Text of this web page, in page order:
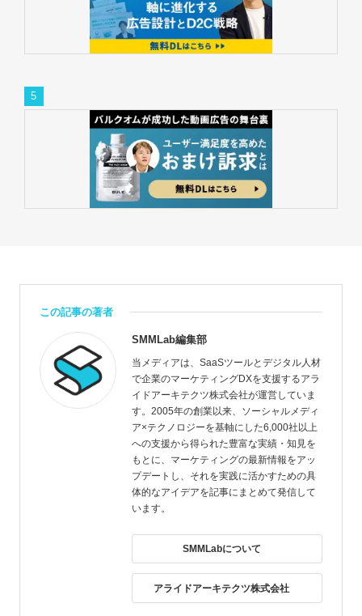
この記事の著者
SMMLab編集部
当メディアは、SaaSツールとデジタル人材
で企業のマーケティングDXを支援するアラ
イドアーキテクツ株式会社が運営していま
す。2005年の創業以来、ソーシャルメディ
ア×テクノロジーを基軸にした6,000社以上
への支援から得られた豊富な実績・知見を
もとに、マーケティングの最新情報をアッ
プデートし、それを実践に活かすための具
体的なアイデアを記事にまとめて発信して
います。
SMMLabについて
アライドアーキテクツ株式会社